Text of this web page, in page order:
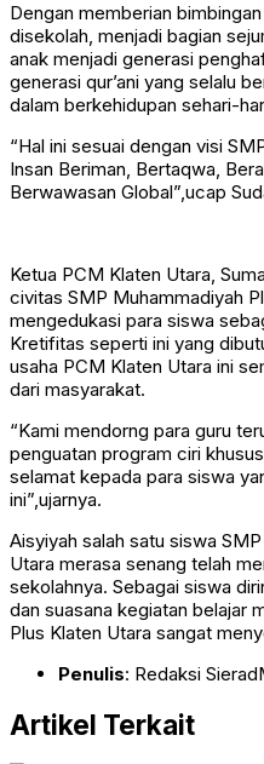
Dengan memberian
disekolah, menjadi bagian
anak menjadi generasi
generasi qur’ani yang selalu
dalam berkehidupan sehari-
“Hal ini sesuai dengan visi
Insan Beriman, Bertaqwa,
Berwawasan Global”,ucap
Ketua PCM Klaten Utara,
civitas SMP Muhammadiyah
mengedukasi para siswa
Kretifitas seperti ini yang
usaha PCM Klaten Utara ini
dari masyarakat.
“Kami mendorng para guru
penguatan program ciri
selamat kepada para siswa
ini”,ujarnya.
Aisyiyah salah satu siswa
Utara merasa senang telah
sekolahnya. Sebagai siswa
dan suasana kegiatan belajar
Plus Klaten Utara sangat
Penulis: Redaksi
Artikel Terkait